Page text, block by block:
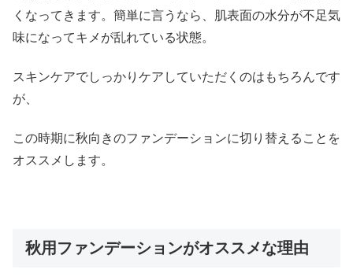
くなってきます。簡単に言うなら、肌表面の水分が不足気
味になってキメが乱れている状態。
スキンケアでしっかりケアしていただくのはもちろんです
が、
この時期に秋向きのファンデーションに切り替えることを
オススメします。
秋用ファンデーションがオススメな理由